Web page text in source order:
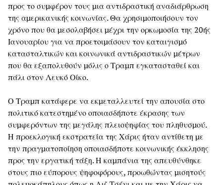
προς το συμφέρον τους μια αντιδραστική αναδιάρθρωση
της αμερικανικής κοινωνίας. Θα χρησιμοποιήσουν τον
χρόνο που θα μεσολαβήσει μέχρι την ορκωμοσία της 20ής
Ιανουαρίου για να προετοιμάσουν τον καταιγισμό
κατασταλτικών και κοινωνικά αντιδραστικών μέτρων
που θα εξαπολυθούν μόλις ο Τραμπ εγκατασταθεί και
πάλι στον Λευκό Οίκο.
Ο Τραμπ κατάφερε να εκμεταλλευτεί την απουσία στο
πολιτικό κατεστημένο οποιασδήποτε έκρασης των
συμφερόντων της μεγάλης πλειοψηφίας του πληθυσμού.
Η προεκλογική εκστρατεία της Χάρις ήταν αντίθετη με
την πραγματοποίηση οποιασδήποτε κοινωνικής έκκλησης
προς την εργατική τάξη. Η καμπάνια της απευθύνθηκε
στους πιο εύπορους ψηφοφόρους, προωθώντας μισητούς